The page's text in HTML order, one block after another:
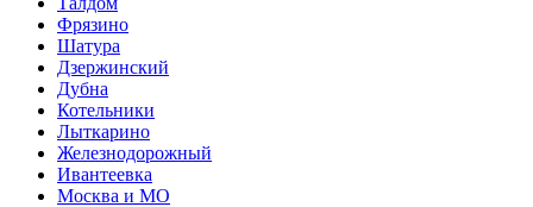
Фрязино
Шатура
Дзержинский
Дубна
Котельники
Лыткарино
Железнодорожный
Ивантеевка
Москва и МО